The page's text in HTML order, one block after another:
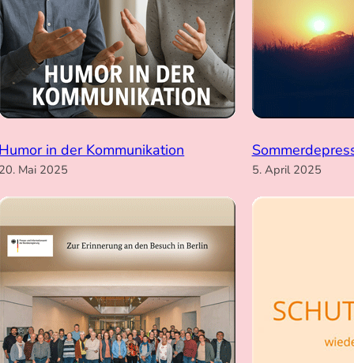
in der Kommunikation
Mai 2025 5. April 2025